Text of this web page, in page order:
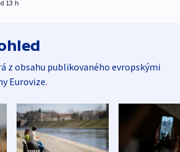
13 h
z obsahu publikovaného evropskými
Eurovize.